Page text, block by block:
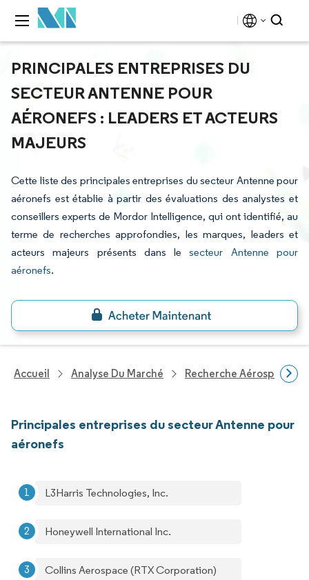
PRINCIPALES ENTREPRISES DU
SECTEUR ANTENNE POUR
AÉRONEFS : LEADERS ET ACTEURS
MAJEURS
Cette liste des principales entreprises du secteur Antenne pour
aéronefs est établie à partir des évaluations des analystes et
conseillers experts de Mordor Intelligence, qui ont identifié, au
terme de recherches approfondies, les marques, leaders et
acteurs majeurs présents dans lesecteur Antenne pour
aéronefs.
Accueil Analyse Du Marché Recherche Aérospatiale
Principales entreprises du secteur Antenne pour
aéronefs
L3Harris Technologies, Inc.
Honeywell International Inc.
Collins Aerospace (RTX Corporation)